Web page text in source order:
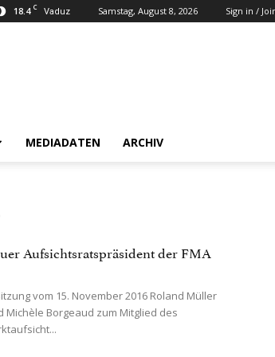
18.4 C Vaduz Samstag, August 8, 2026 Sign in /
MEDIADATEN ARCHIV
Aufsichtsratspräsident der FMA
vom 15. November 2016 Roland Müller
Borgeaud zum Mitglied des